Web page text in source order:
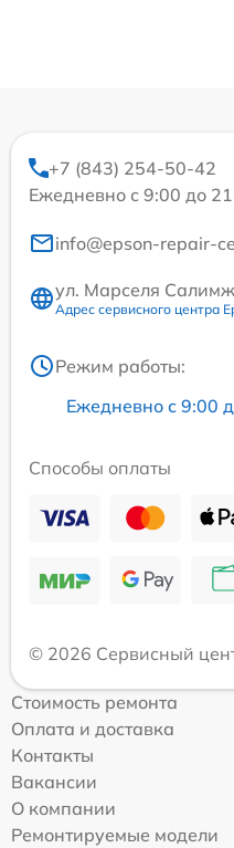
+7 (843) 254-50-42
Ежедневно с 9:00 до
info@epson-repair-
ул. Марселя
Адрес сервисного центра
Режим работы:
Ежедневно с 9:00
Способы оплаты
© 2026 Сервисный
Стоимость ремонта
Оплата и доставка
Контакты
Вакансии
О компании
Ремонтируемые модели